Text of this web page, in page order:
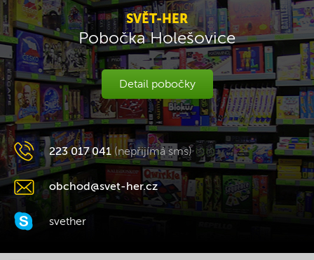
SVĚT-HER
Pobočka Holešovice
Detail pobočky
223 017 041 (nepřijímá sms)
obchod@svet-her.cz
svether